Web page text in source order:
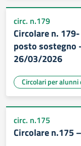
circ. n.179
Circolare n.
posto sostegno
26/03/2026
Circolari per alunni
circ. n.175
Circolare n.175